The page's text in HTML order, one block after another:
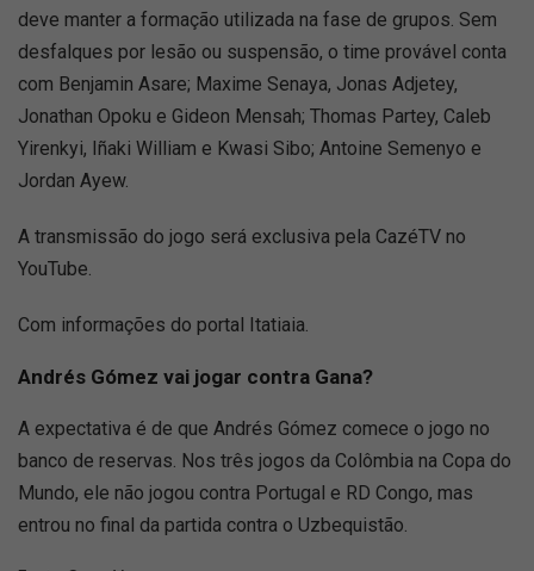
deve manter a formação utilizada na fase de grupos. Sem
desfalques por lesão ou suspensão, o time provável conta
com Benjamin Asare; Maxime Senaya, Jonas Adjetey,
Jonathan Opoku e Gideon Mensah; Thomas Partey, Caleb
Yirenkyi, Iñaki William e Kwasi Sibo; Antoine Semenyo e
Jordan Ayew.
A transmissão do jogo será exclusiva pela CazéTV no
YouTube.
Com informações do portal Itatiaia.
Andrés Gómez vai jogar contra Gana?
A expectativa é de que Andrés Gómez comece o jogo no
banco de reservas. Nos três jogos da Colômbia na Copa do
Mundo, ele não jogou contra Portugal e RD Congo, mas
entrou no final da partida contra o Uzbequistão.